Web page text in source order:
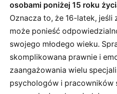
osobami poniżej 15 roku
Oznacza to, że 16-latek,
może ponieść
swojego młodego wieku.
skomplikowana prawnie i
zaangażowania wielu
psychologów i pracowników